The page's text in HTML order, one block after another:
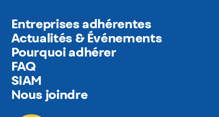
Entreprises adhérentes
Actualités & Événements
Pourquoi adhérer
FAQ
SIAM
Nous joindre